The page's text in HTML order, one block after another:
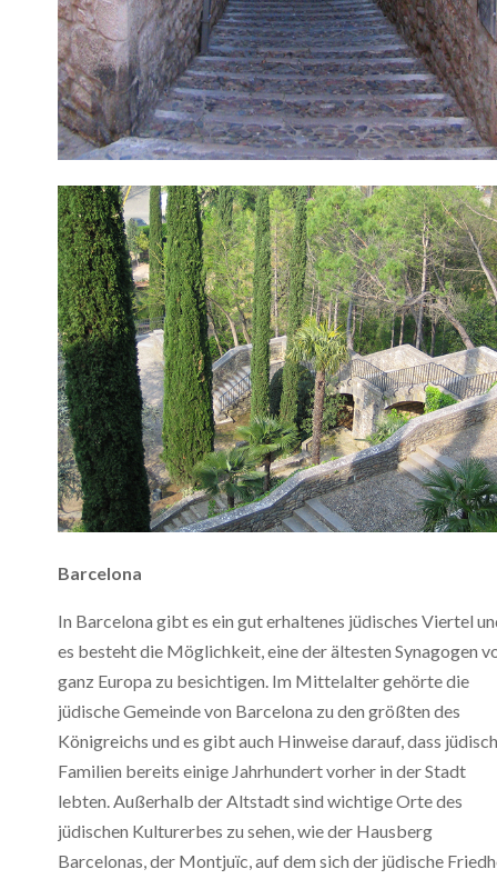
Barcelona
In Barcelona gibt es ein gut erhaltenes jüdisches Viertel
es besteht die Möglichkeit, eine der ältesten Synagogen
ganz Europa zu besichtigen. Im Mittelalter gehörte die
jüdische Gemeinde von Barcelona zu den größten des
Königreichs und es gibt auch Hinweise darauf, dass
Familien bereits einige Jahrhundert vorher in der Stadt
lebten. Außerhalb der Altstadt sind wichtige Orte des
jüdischen Kulturerbes zu sehen, wie der Hausberg
Barcelonas, der Montjuïc, auf dem sich der jüdische